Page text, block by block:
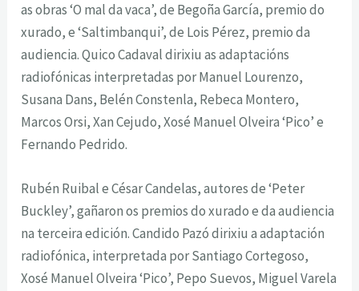
as obras ‘O mal da vaca’, de Begoña García, premio do
xurado, e ‘Saltimbanqui’, de Lois Pérez, premio da
audiencia. Quico Cadaval dirixiu as adaptacións
radiofónicas interpretadas por Manuel Lourenzo,
Susana Dans, Belén Constenla, Rebeca Montero,
Marcos Orsi, Xan Cejudo, Xosé Manuel Olveira ‘Pico’ e
Fernando Pedrido.
Rubén Ruibal e César Candelas, autores de ‘Peter
Buckley’, gañaron os premios do xurado e da audiencia
na terceira edición. Candido Pazó dirixiu a adaptación
radiofónica, interpretada por Santiago Cortegoso,
Xosé Manuel Olveira ‘Pico’, Pepo Suevos, Miguel Varela